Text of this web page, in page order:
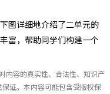
图详细地介绍了二单元的
富，帮助同学们构建一个
内容的真实性、合法性、知识产
证。本内容可能包含受版权保